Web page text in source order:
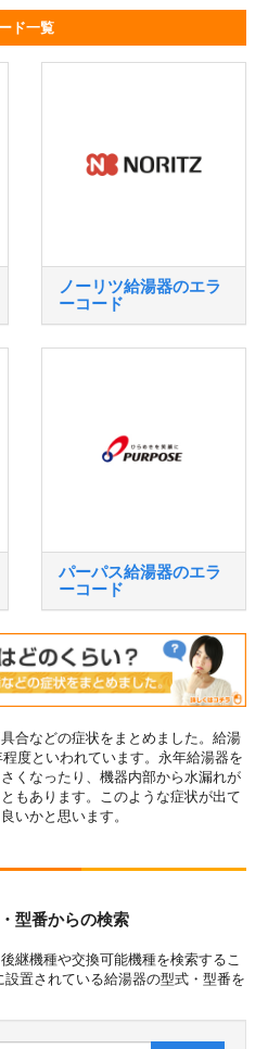
ド一覧
ノーリツ給湯器のエラ
ーコード
パーパス給湯器のエラ
ーコード
合などの症状をまとめました。給湯
度といわれています。永年給湯器を
くなったり、機器内部から水漏れが
もあります。このような症状が出て
いかと思います。
型番からの検索
継機種や交換可能機種を検索するこ
置されている給湯器の型式・型番を